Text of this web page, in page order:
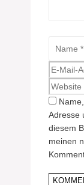
E-
Mail-
Adresse
Website
Adresse
diesem
meinen